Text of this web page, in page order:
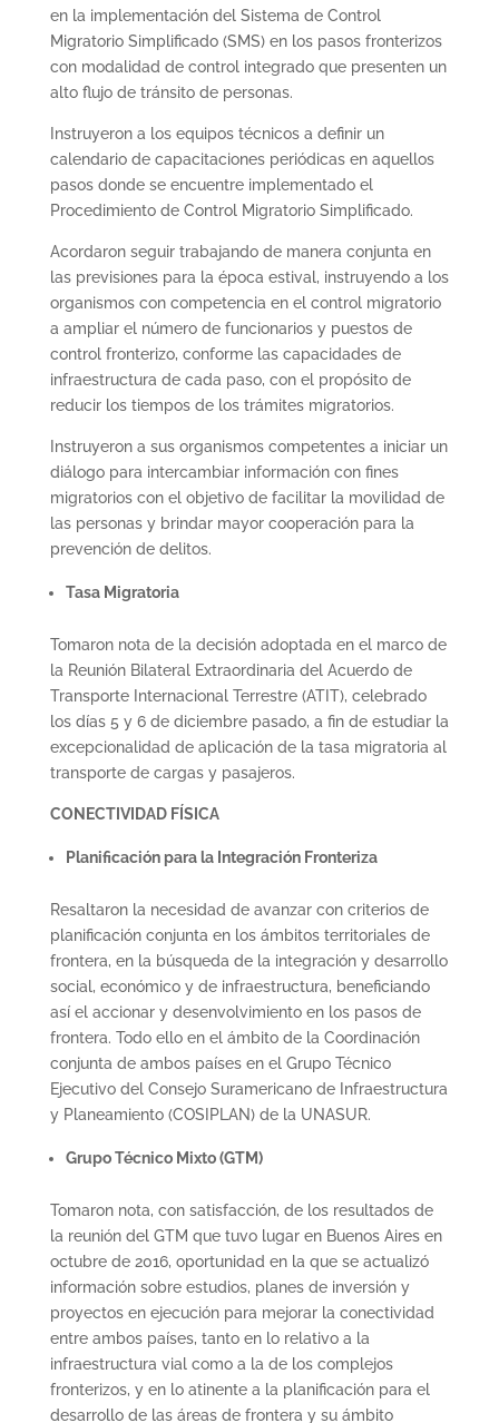
en la implementación del Sistema de Control
Migratorio Simplificado (SMS) en los pasos fronterizos
con modalidad de control integrado que presenten un
alto flujo de tránsito de personas.
Instruyeron a los equipos técnicos a definir un
calendario de capacitaciones periódicas en aquellos
pasos donde se encuentre implementado el
Procedimiento de Control Migratorio Simplificado.
Acordaron seguir trabajando de manera conjunta en
las previsiones para la época estival, instruyendo a los
organismos con competencia en el control migratorio
a ampliar el número de funcionarios y puestos de
control fronterizo, conforme las capacidades de
infraestructura de cada paso, con el propósito de
reducir los tiempos de los trámites migratorios.
Instruyeron a sus organismos competentes a iniciar un
diálogo para intercambiar información con fines
migratorios con el objetivo de facilitar la movilidad de
las personas y brindar mayor cooperación para la
prevención de delitos.
Tasa Migratoria
Tomaron nota de la decisión adoptada en el marco de
la Reunión Bilateral Extraordinaria del Acuerdo de
Transporte Internacional Terrestre (ATIT), celebrado
los días 5 y 6 de diciembre pasado, a fin de estudiar la
excepcionalidad de aplicación de la tasa migratoria al
transporte de cargas y pasajeros.
CONECTIVIDAD FÍSICA
Planificación para la Integración Fronteriza
Resaltaron la necesidad de avanzar con criterios de
planificación conjunta en los ámbitos territoriales de
frontera, en la búsqueda de la integración y desarrollo
social, económico y de infraestructura, beneficiando
así el accionar y desenvolvimiento en los pasos de
frontera. Todo ello en el ámbito de la Coordinación
conjunta de ambos países en el Grupo Técnico
Ejecutivo del Consejo Suramericano de Infraestructura
y Planeamiento (COSIPLAN) de la UNASUR.
Grupo Técnico Mixto (GTM)
Tomaron nota, con satisfacción, de los resultados de
la reunión del GTM que tuvo lugar en Buenos Aires en
octubre de 2016, oportunidad en la que se actualizó
información sobre estudios, planes de inversión y
proyectos en ejecución para mejorar la conectividad
entre ambos países, tanto en lo relativo a la
infraestructura vial como a la de los complejos
fronterizos, y en lo atinente a la planificación para el
desarrollo de las áreas de frontera y su ámbito